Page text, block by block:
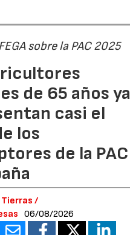
sobre la PAC 2025
de 65 años ya
casi el
los
de la PAC
/
06/08/2026